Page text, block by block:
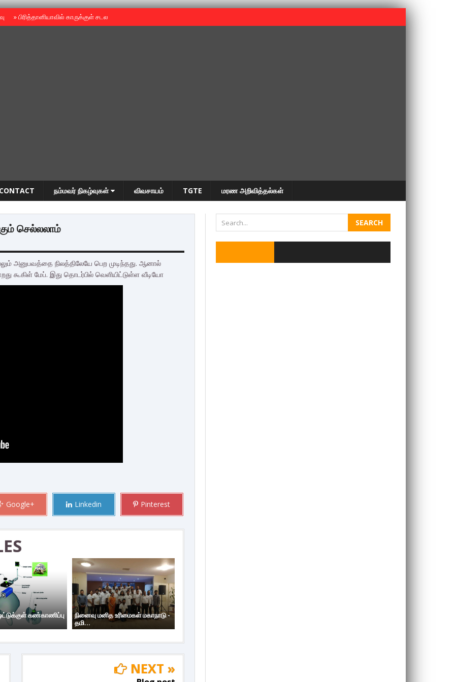
»பிரித்தானியாவில் காருக்குள் சடலம் -தமிழருடையதா ?
CONTACT நம்மவர் நிகழ்வுகள் விவசாயம் TGTE மரண அறிவித்தல்கள்
செல்லலாம்
அனுபவத்தை நிலத்திலேயே பெற முடிந்தது. ஆனால்
கூகிள் மேப். இது தொடர்பில் வெளியிட்டுள்ள வீடியோ
Google+ Linkedin Pinterest
கண்காணிப்பு
நினைவு மனித உரிமைகள் மகாநாடு -
தமி...
NEXT »